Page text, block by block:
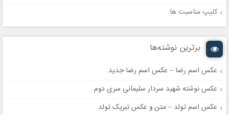
کلیپ مناسبت ها
برترین نوشته‌ها
عکس اسم رضا – عکس اسم رضا جدید
عکس نوشته شهید سردار سلیمانی سری دوم
عکس اسم تولد – متن و عکس تبریک تولد